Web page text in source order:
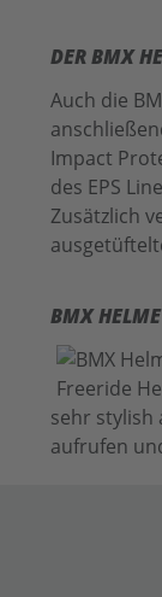
DER BMX
Auch die
Impact
des EPS
Zusätzlich
BMX
sehr stylish
aufrufen